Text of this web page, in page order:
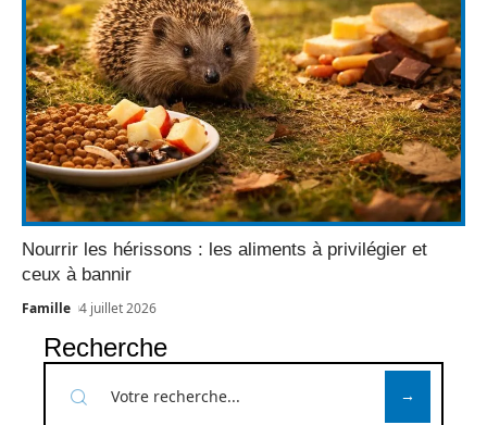
Nourrir les hérissons : les aliments à privilégier et
ceux à bannir
Famille 4 juillet 2026
Recherche